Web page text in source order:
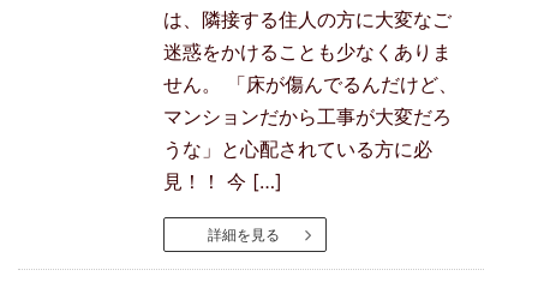
は、隣接する住人の方に大変なご
迷惑をかけることも少なくありま
せん。 「床が傷んでるんだけど、
マンションだから工事が大変だろ
うな」と心配されている方に必
見！！ 今 […]
詳細を見る